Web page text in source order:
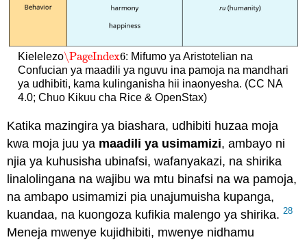
Kielelezo\PageIndex6
\PageIndex6: Mifumo ya Aristotelian na
Confucian ya maadili ya nguvu ina pamoja na mandhari
ya udhibiti, kama kulinganisha hii inaonyesha. (CC NA
4.0; Chuo Kikuu cha Rice & OpenStax)
Katika mazingira ya biashara, udhibiti huzaa moja
kwa moja juu ya maadili ya usimamizi, ambayo ni
njia ya kuhusisha ubinafsi, wafanyakazi, na shirika
linalolingana na wajibu wa mtu binafsi na wa pamoja,
na ambapo usimamizi pia unajumuisha kupanga,
kuandaa, na kuongoza kufikia malengo ya shirika.28
Meneja mwenye kujidhibiti, mwenye nidhamu